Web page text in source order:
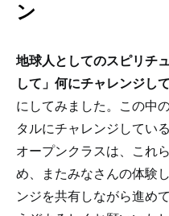
ン
地球人としてのスピリチ
して」何にチャレンジし
にしてみました。この中
タルにチャレンジしてい
オープンクラスは、これ
め、またみなさんの体験
ンジを共有しながら進め